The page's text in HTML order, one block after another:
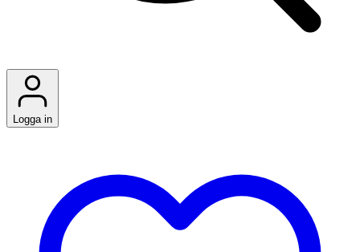
Logga in